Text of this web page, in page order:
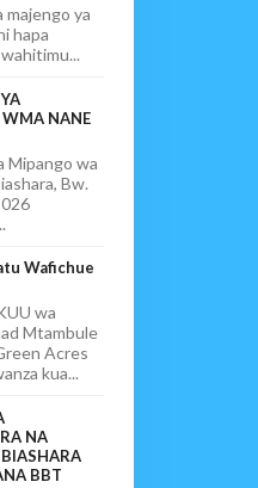
majengo ya
hapa
WMA NANE
Mipango wa
Bw.
Wafichue
wa
Mtambule
Acres
kua...
NA
BBT